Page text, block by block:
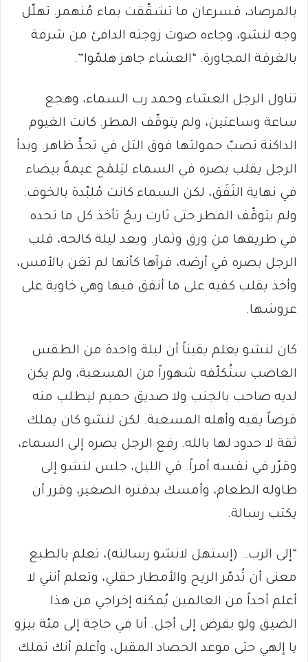
بالمرصاد، فسرعان ما تشقّقت بماء مُنهمر. تهلّل
وجه لنشو، وجاءه صوت زوجته الدافئ من شرفة
بالغرفة المجاورة: “العشاء جاهز هلمّوا”.
تناول الرجل العشاء وحمد رب السماء، وهجع
ساعة وساعتين، ولم يتوقّف المطر. كانت الغيوم
الداكنة تصبّ حمولتها فوق التل في تحدٍّ ظاهر. وبدأ
الرجل يقلب بصره في السماء ليَلمَح غيمةً بيضاء
في نهاية النَفَق، لكن السماء كانت مُلبّدة بالخوف.
ولم يتوقّف المطر حتى ثارت ريحٌ تأخذ كل ما تجده
في طريقها من ورق وثمار. وبعد ليلة كالحة، قلب
الرجل بصره في أرضه، فرآها كأنها لم تغن بالأمس،
وأخذ يقلب كفيه على ما أنفق فيها وهي خاوية على
عروشها.
كان لنشو يعلم يقيناً أن ليلة واحدة من الطقس
الغاضب ستُكلّفه شهوراً من المسغبة، ولم يكن
لديه صاحب بالجنب ولا صديق حميم ليطلب منه
قرضاً يقيه وأهله المسغبة. لكن لنشو كان يملك
ثقة لا حدود لها بالله. رفع الرجل بصره إلى السماء،
وقرّر في نفسه أمراً. في الليل، جلس لنشو إلى
طاولة الطعام، وأمسك بدفتره الصغير، وقرر أن
يكتب رسالة.
“إلى الرب… (إستهل لانشو رسالته)، تعلم بالطبع
معنى أن تُدمّر الريح والأمطار حقلي، وتعلم أنني لا
أعلم أحداً من العالمين يُمكنه إخراجي من هذا
الضيق ولو بقرض إلى أجل. أنا في حاجة إلى مئة بيزو
يا إلهي حتى موعد الحصاد المقبل، وأعلم أنك تملك